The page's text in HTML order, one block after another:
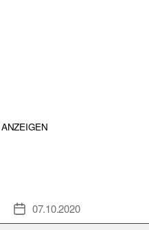
ANZEIGEN
Veröffentlichungsdatum
07.10.2020